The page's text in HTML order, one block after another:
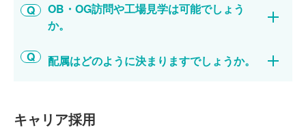
OB・OG訪問や工場見学は可能でしょう
か。
配属はどのように決まりますでしょうか。
キャリア採用